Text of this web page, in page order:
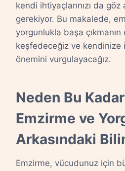
kendi ihtiyaçlarınızı da
gerekiyor. Bu makalede,
yorgunlukla başa çıkmanın
keşfedeceğiz ve kendinize
önemini vurgulayacağız.
Neden Bu
Emzirme ve
Arkasındaki
Emzirme, vücudunuz için